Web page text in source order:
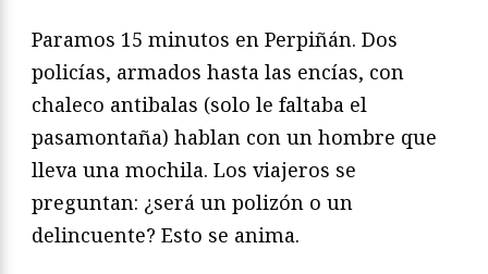
Paramos 15 minutos en Perpiñán. Dos
policías, armados hasta las encías, con
chaleco antibalas (solo le faltaba el
pasamontaña) hablan con un hombre que
lleva una mochila. Los viajeros se
preguntan: ¿será un polizón o un
delincuente? Esto se anima.